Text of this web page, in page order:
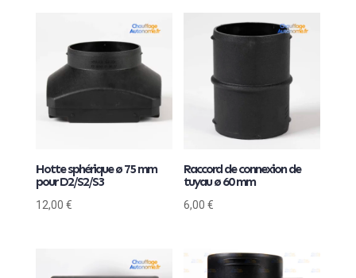
Hotte sphérique ø 75 mm
pour D2/S2/S3
12,00 €
Raccord de connexion de
tuyau ø 60 mm
6,00€